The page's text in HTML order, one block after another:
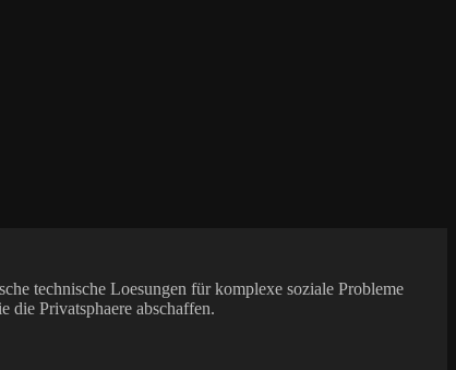
technische Loesungen für komplexe soziale Probleme
die Privatsphaere abschaffen.